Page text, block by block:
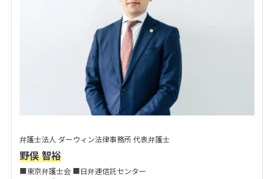
弁護士法人 ダーウィン法律事務所 代表弁護士
野俣 智裕
■東京弁護士会 ■日弁連信託センター